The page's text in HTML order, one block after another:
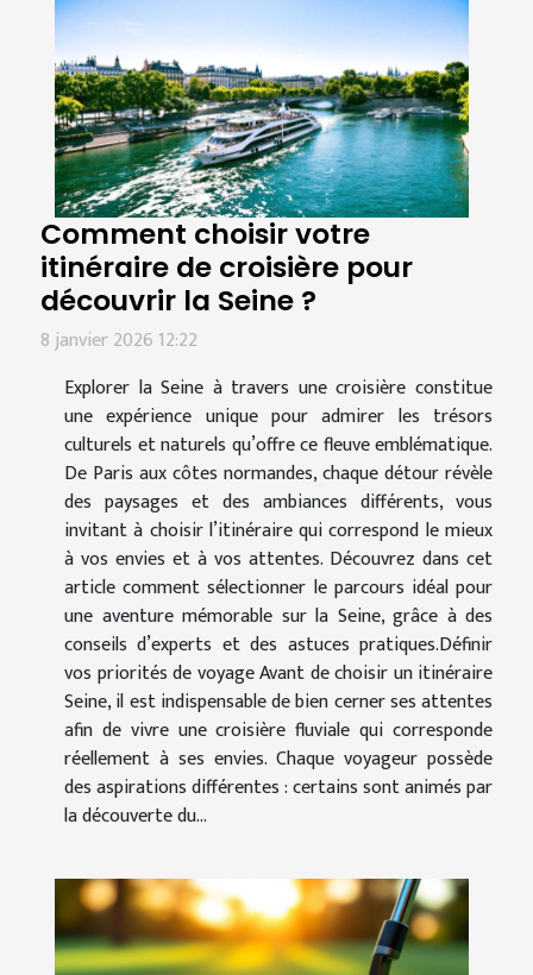
Comment choisir votre
itinéraire de croisière pour
découvrir la Seine ?
8 janvier 2026 12:22
Explorer la Seine à travers une croisière constitue
une expérience unique pour admirer les trésors
culturels et naturels qu’offre ce fleuve emblématique.
De Paris aux côtes normandes, chaque détour révèle
des paysages et des ambiances différents, vous
invitant à choisir l’itinéraire qui correspond le mieux
à vos envies et à vos attentes. Découvrez dans cet
article comment sélectionner le parcours idéal pour
une aventure mémorable sur la Seine, grâce à des
conseils d’experts et des astuces pratiques.Définir
vos priorités de voyage Avant de choisir un itinéraire
Seine, il est indispensable de bien cerner ses attentes
afin de vivre une croisière fluviale qui corresponde
réellement à ses envies. Chaque voyageur possède
des aspirations différentes : certains sont animés par
la découverte du...